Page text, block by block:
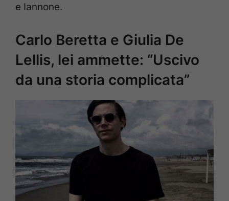
e Iannone.
Carlo Beretta e Giulia De
Lellis, lei ammette: “Uscivo
da una storia complicata”